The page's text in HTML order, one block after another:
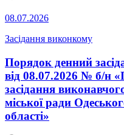
08.07.2026
Засідання виконкому
Порядок денний
від 08.07.2026 № б/н
засідання
міської ради
області»